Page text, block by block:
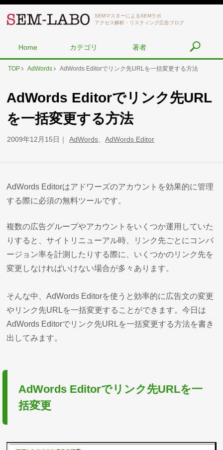
SEMマスターによるSEMラボ
アクセス解析・リスティング広告ブログ
Home カテゴリ 著者
TOP AdWords AdWords Editorでリンク先URLを一括変更する方法
AdWords Editorでリンク先URL
を一括変更する方法
2009年12月15日 AdWords 、AdWords Editor
AdWords Editorはアドワーズのアカウントを効果的に管理
する際に必須の無料ツールです。
複数の広告グループやアカウントをいくつか運用していた
りすると、サイトリニューアル時、リンク先ごとにコンバ
ージョン率を計測したりする際に、いくつかのリンク先を
変更しなければいけない場合が多々あります。
そんな中、AdWords Editorを使うと効率的に広告文の変更
やリンク先URLを一括変更することができます。今日は
AdWords Editorでリンク先URLを一括変更する方法を書き
出してみます。
AdWords Editorでリンク先URLを一
括変更